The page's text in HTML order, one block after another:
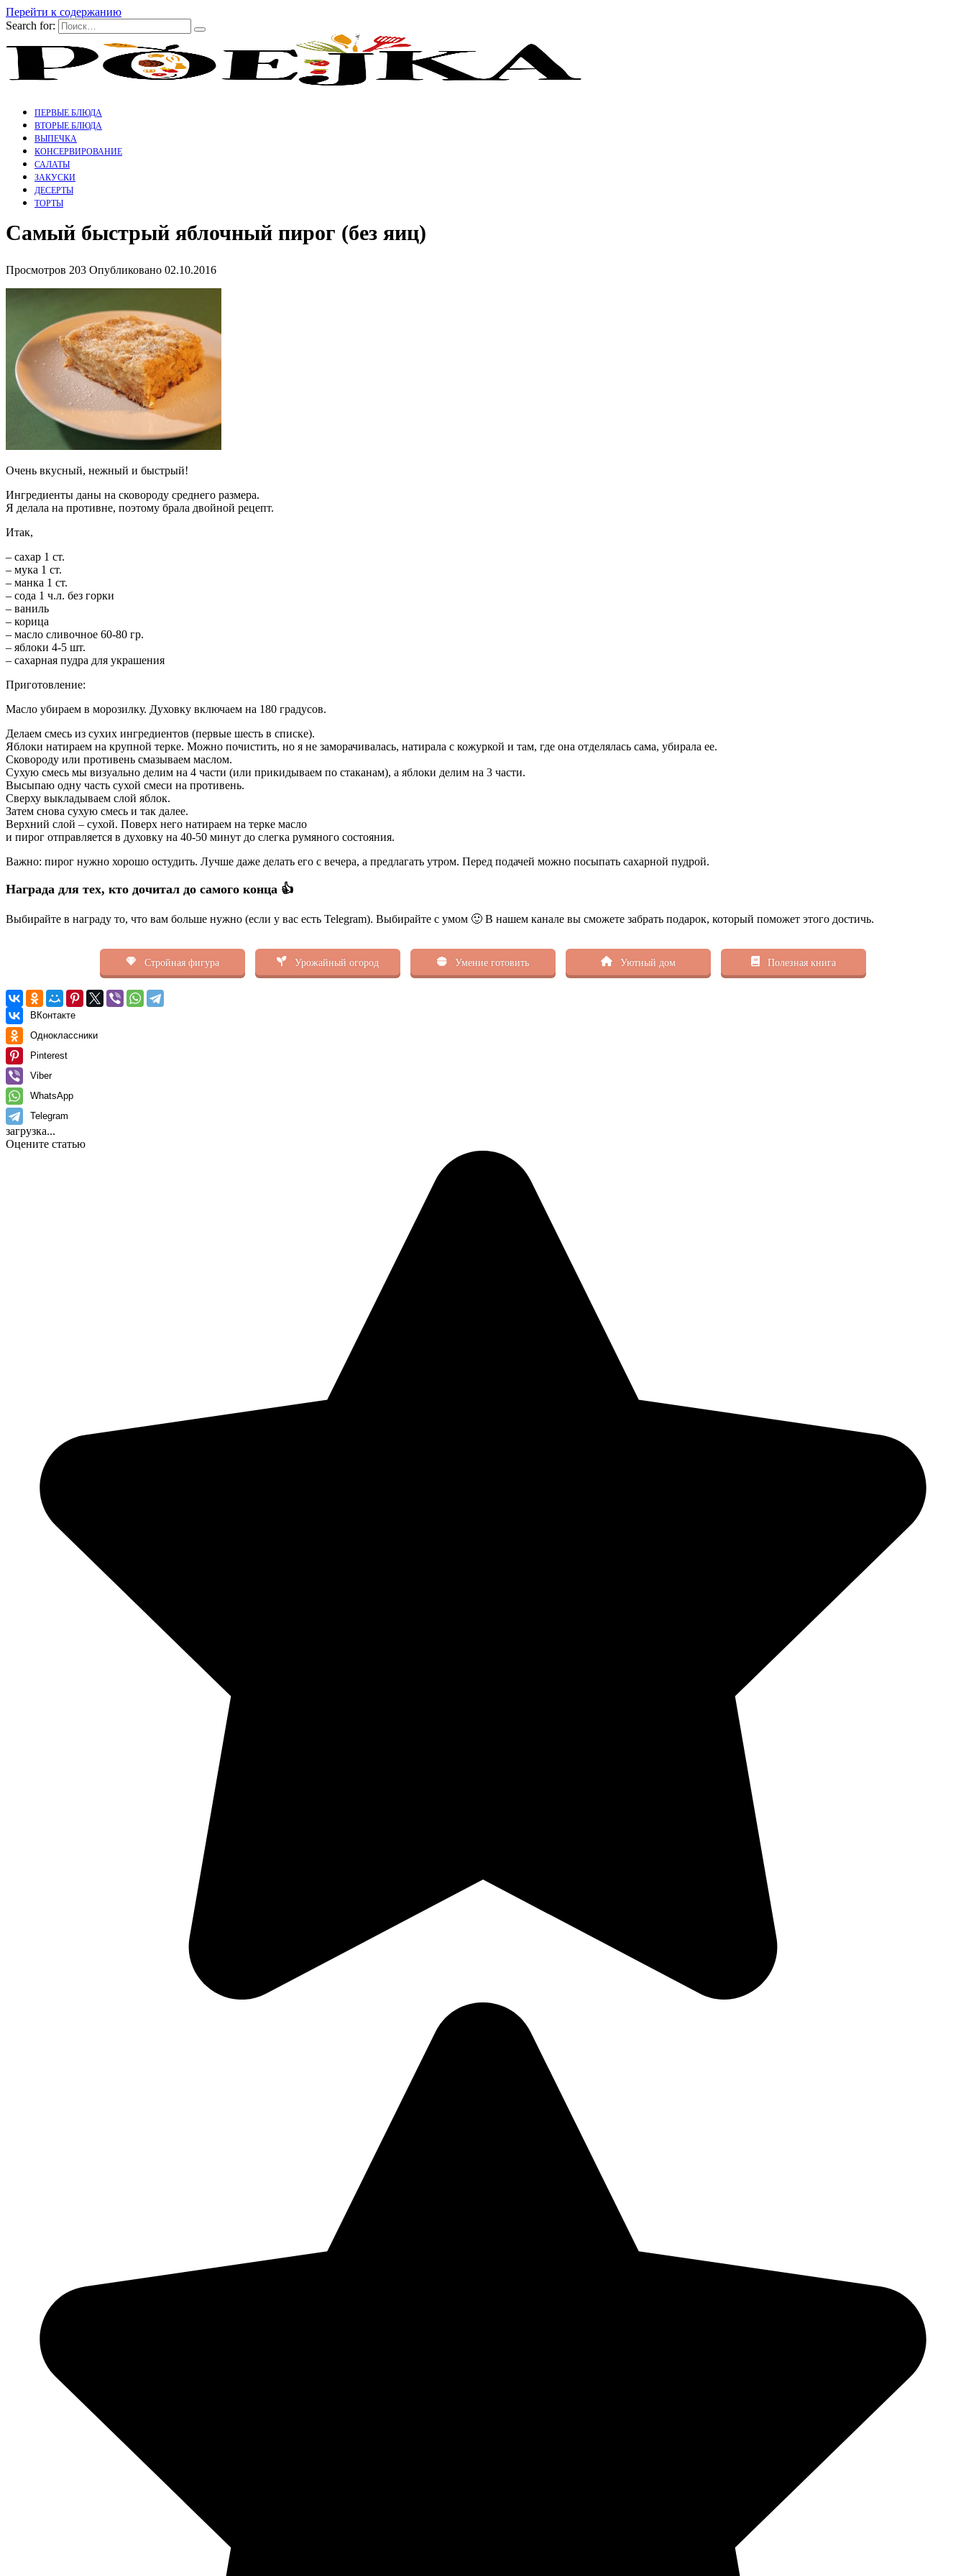
Перейти к содержанию
Search for:
ПЕРВЫЕ БЛЮДА
ВТОРЫЕ БЛЮДА
ВЫПЕЧКА
КОНСЕРВИРОВАНИЕ
САЛАТЫ
ЗАКУСКИ
ДЕСЕРТЫ
ТОРТЫ
Самый быстрый яблочный пирог (без яиц)
Просмотров 203 Опубликовано 02.10.2016
Очень вкусный, нежный и быстрый!
Ингредиенты даны на сковороду среднего размера.
Я делала на противне, поэтому брала двойной рецепт.
Итак,
– сахар 1 ст.
– мука 1 ст.
– манка 1 ст.
– сода 1 ч.л. без горки
– ваниль
– корица
– масло сливочное 60-80 гр.
– яблоки 4-5 шт.
– сахарная пудра для украшения
Приготовление:
Масло убираем в морозилку. Духовку включаем на 180 градусов.
Делаем смесь из сухих ингредиентов (первые шесть в списке).
Яблоки натираем на крупной терке. Можно почистить, но я не заморачивалась, натирала с кожуркой и там, где она отделялась сама, убирала ее.
Сковороду или противень смазываем маслом.
Сухую смесь мы визуально делим на 4 части (или прикидываем по стаканам), а яблоки делим на 3 части.
Высыпаю одну часть сухой смеси на противень.
Сверху выкладываем слой яблок.
Затем снова сухую смесь и так далее.
Верхний слой – сухой. Поверх него натираем на терке масло
и пирог отправляется в духовку на 40-50 минут до слегка румяного состояния.
Важно: пирог нужно хорошо остудить. Лучше даже делать его с вечера, а предлагать утром. Перед подачей можно посыпать сахарной пудрой.
Награда для тех, кто дочитал до самого конца 👍
Выбирайте в награду то, что вам больше нужно (если у вас есть Telegram). Выбирайте с умом 🙂 В нашем канале вы сможете забрать подарок, который поможет этого достичь.
Стройная фигура Урожайный огород Умение готовить Уютный дом Полезная книга
ВКонтакте
Одноклассники
Pinterest
Viber
WhatsApp
Telegram
загрузка...
Оцените статью